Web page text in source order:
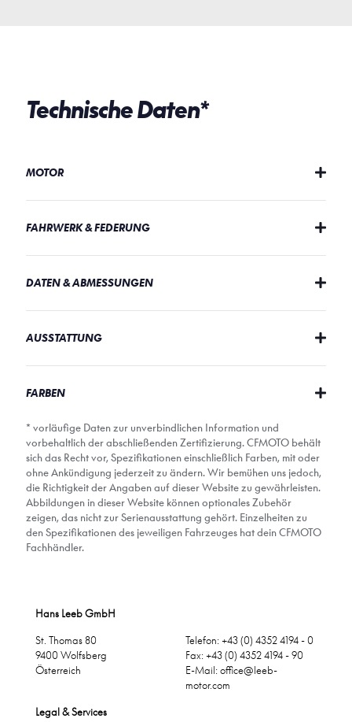
Technische Daten*
MOTOR
FAHRWERK & FEDERUNG
DATEN & ABMESSUNGEN
AUSSTATTUNG
FARBEN
* vorläufige Daten zur unverbindlichen Information und
vorbehaltlich der abschließenden Zertifizierung. CFMOTO behält
sich das Recht vor, Spezifikationen einschließlich Farben, mit oder
ohne Ankündigung jederzeit zu ändern. Wir bemühen uns jedoch,
die Richtigkeit der Angaben auf dieser Website zu gewährleisten.
Abbildungen in dieser Website können optionales Zubehör
zeigen, das nicht zur Serienausstattung gehört. Einzelheiten zu
den Spezifikationen des jeweiligen Fahrzeuges hat dein CFMOTO
Fachhändler.
Hans Leeb GmbH
St. Thomas 80
9400 Wolfsberg
Österreich
Telefon: +43 (0) 4352 4194 - 0
Fax: +43 (0) 4352 4194 - 90
E-Mail:office@leeb-
motor.com
Legal & Services